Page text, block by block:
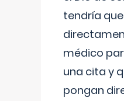
tendría
médico
una cita y
pongan